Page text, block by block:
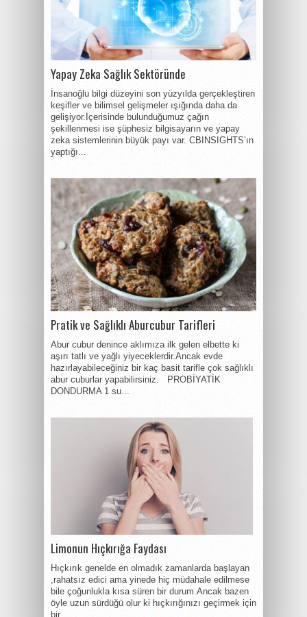
Yapay Zeka Sağlık Sektöründe
İnsanoğlu bilgi düzeyini son yüzyılda gerçekleştiren
keşifler ve bilimsel gelişmeler ışığında daha da
gelişiyor.İçerisinde bulunduğumuz çağın
şekillenmesi ise şüphesiz bilgisayarın ve yapay
zeka sistemlerinin büyük payı var. CBINSIGHTS’ın
yaptığı...
Pratik ve Sağlıklı Aburcubur Tarifleri
Abur cubur denince aklımıza ilk gelen elbette ki
aşırı tatlı ve yağlı yiyeceklerdir.Ancak evde
hazırlayabileceğiniz bir kaç basit tarifle çok sağlıklı
abur cuburlar yapabilirsiniz. PROBİYATİK
DONDURMA 1 su...
Limonun Hıçkırığa Faydası
Hıçkırık genelde en olmadık zamanlarda başlayan
,rahatsız edici ama yinede hiç müdahale edilmese
bile çoğunlukla kısa süren bir durum.Ancak bazen
öyle uzun sürdüğü olur ki hıçkırığınızı geçirmek için
bir...